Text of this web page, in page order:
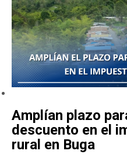
Amplían plazo
descuento en el
rural en Buga